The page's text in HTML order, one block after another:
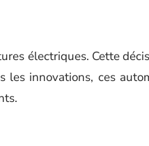
électriques. Cette
innovations, ces